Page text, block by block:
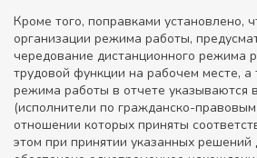
Кроме того, поправками установлено,
организации режима работы,
чередование дистанционного режима
трудовой функции на рабочем месте, а
режима работы в отчете указываются
(исполнители по гражданско-
отношении которых приняты
этом при принятии указанных